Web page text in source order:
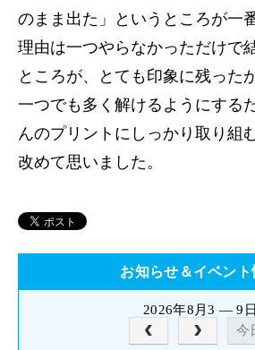
のまま出た」というところが一
理由は一つやらなかっただけで
ところが、とても印象に残った
一つでも多く解けるようにする
んのプリントにしっかり取り組
改めて思いました。
お知らせ＆イベント
2026年8月3 — 9日
今